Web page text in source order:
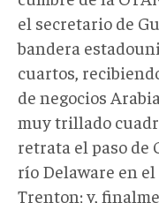
el secretario de
bandera
cuartos,
de negocios
muy trillado
retrata el paso de
río Delaware en
Trenton; y,